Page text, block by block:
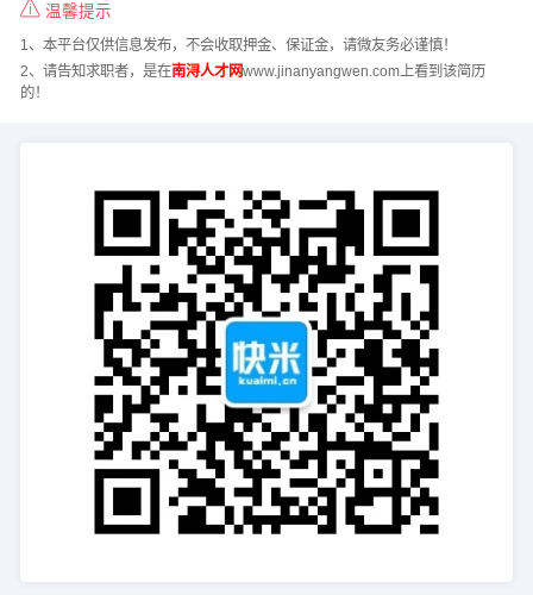
温馨提示
1、本平台仅供信息发布，不会收取押金、保证金，请微友务必谨慎！
2、请告知求职者，是在南浔人才网www.jinanyangwen.com上看到该简历
的！